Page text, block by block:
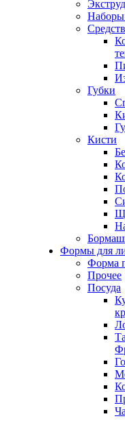
Наборы
Губки
Кисти
Формы для
Форма
Прочее
Посуда